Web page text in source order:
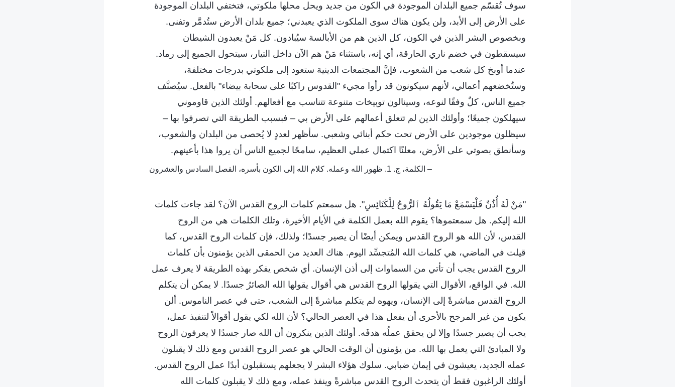
سوف تُقسّم جميع البلدان الموجودة في الكون من جديد ويحل محلها ملكوتي، فتختفي البلدان الموجودة
على الأرض إلى الأبد، ولن يكون هناك سوى الملكوت الذي يعبدني؛ جميع بلدان الأرض ستُدمَّر وتفنى.
وبخصوص البشر الذين في الكون، كل الذين هم من الأبالسة سيُبادون. كل مَنْ يعبدون الشيطان
سيسقطون في خضم ناري الحارقة، أي إنه، باستثناء مَنْ هم الآن داخل التيار، سيتحول الجميع إلى رماد.
عندما أوبخ كل شعب من الشعوب، فإنَّ المجتمعات الدينية ستعود إلى ملكوتي بدرجات مختلفة،
وستُخضعهم أعمالي، لأنهم سيكونون قد رأوا مجيء "القدوس راكبًا على سحابة بيضاء" بالفعل. سيُصنَّف
جميع الناس، كلٌ وفقًا لنوعه، وسينالون توبيخات متنوعة تتناسب مع أفعالهم. أولئك الذين قاوموني
سيهلكون جميعًا؛ وأولئك الذين لم تتعلق أعمالهم على الأرض بي – فبسبب الطريقة التي تصرفوا بها –
سيظلون موجودين على الأرض تحت حكم أبنائي وشعبي. سأظهر لعددٍ لا يُحصى من البلدان والشعوب،
وسأنطق بصوتي على الأرض، معلنًا اكتمال عملي العظيم، سامحًا لجميع الناس أن يروا هذا بأعينهم.
– الكلمة، ج. 1. ظهور الله وعمله. كلام الله إلى الكون بأسره، الفصل السادس والعشرون
"مَنْ لَهُ أُذُنٌ فَلْيَسْمَعْ مَا يَقُولُهُ ٱلرُّوحُ لِلْكَنَائِسِ". هل سمعتم كلمات الروح القدس الآن؟ لقد جاءت كلمات
الله إليكم. هل سمعتموها؟ يقوم الله بعمل الكلمة في الأيام الأخيرة، وتلك الكلمات هي من الروح
القدس، لأن الله هو الروح القدس ويمكن أيضًا أن يصير جسدًا؛ ولذلك، فإن كلمات الروح القدس، كما
قيلت في الماضي، هي كلمات الله المُتجسِّد اليوم. هناك العديد من الحمقى الذين يؤمنون بأن كلمات
الروح القدس يجب أن تأتي من السماوات إلى أذن الإنسان. أي شخص يفكر بهذه الطريقة لا يعرف عمل
الله. في الواقع، الأقوال التي يقولها الروح القدس هي أقوال يقولها الله الصائرُ جسدًا. لا يمكن أن يتكلم
الروح القدس مباشرةً إلى الإنسان، ويهوه لم يتكلم مباشرةً إلى الشعب، حتى في عصر الناموس. ألن
يكون من غير المرجح بالأحرى أن يفعل هذا في العصر الحالي؟ لأن الله لكي يقول أقوالاً لتنفيذ عمل،
يجب أن يصير جسدًا وإلا لن يحقق عملُه هدفَه. أولئك الذين ينكرون أن الله صار جسدًا لا يعرفون الروح
ولا المبادئ التي يعمل بها الله. من يؤمنون أن الوقت الحالي هو عصر الروح القدس ومع ذلك لا يقبلون
عمله الجديد، يعيشون في إيمان ضبابي. سلوك هؤلاء البشر لا يجعلهم يستقبلون أبدًا عمل الروح القدس.
أولئك الراغبون فقط أن يتحدث الروح القدس مباشرةً وينفذ عمله، ومع ذلك لا يقبلون كلمات الله